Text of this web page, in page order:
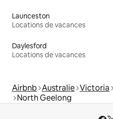
Launceston
Locations de vacances
Daylesford
Locations de vacances
Airbnb Australie Victoria
North Geelong